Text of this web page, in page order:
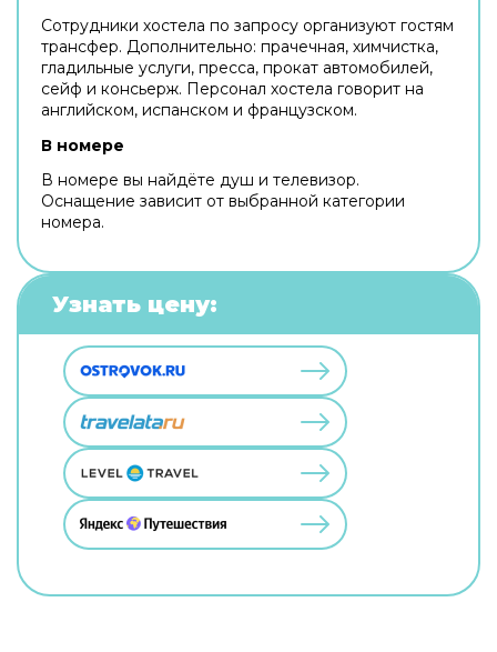
Сотрудники хостела по запросу организуют гостям
трансфер. Дополнительно: прачечная, химчистка,
гладильные услуги, пресса, прокат автомобилей,
сейф и консьерж. Персонал хостела говорит на
английском, испанском и французском.
В номере
В номере вы найдёте душ и телевизор.
Оснащение зависит от выбранной категории
номера.
Узнать цену: